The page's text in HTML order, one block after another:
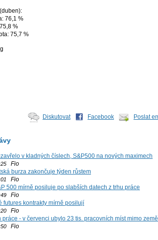
(duben):
76,1 %
%
75,7 %
Diskutovat Facebook Poslat
v kladných číslech, S&P500 na nových maximech
Fio
burza zakončuje týden růstem
Fio
500 mírně posiluje po slabších datech z trhu práce
Fio
futures kontrakty mírně posilují
Fio
práce - v červenci ubylo 23 tis. pracovních míst mimo
Fio